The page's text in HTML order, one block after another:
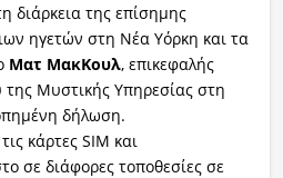
διάρκεια της επίσημης
ηγετών στη Νέα Υόρκη και τα
Ματ ΜακΚουλ, επικεφαλής
Μυστικής Υπηρεσίας στη
δήλωση.
κάρτες SIM και
σε διάφορες τοποθεσίες σε